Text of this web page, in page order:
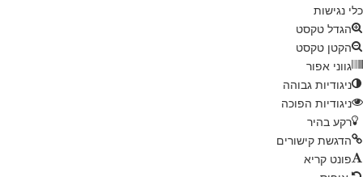
כלי נגישות
הגדל טקסט
הקטן טקסט
גווני אפור
ניגודיות גבוהה
ניגודיות הפוכה
רקע בהיר
הדגשת קישורים
פונט קריא